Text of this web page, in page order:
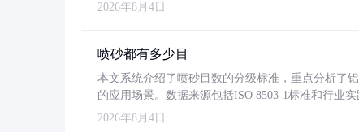
2026年8月4日
喷砂都有多少目
本文系统介绍了喷砂目数的分级标准，重点分析了
的应用场景。数据来源包括ISO 8503-1标准和行业
2026年8月4日